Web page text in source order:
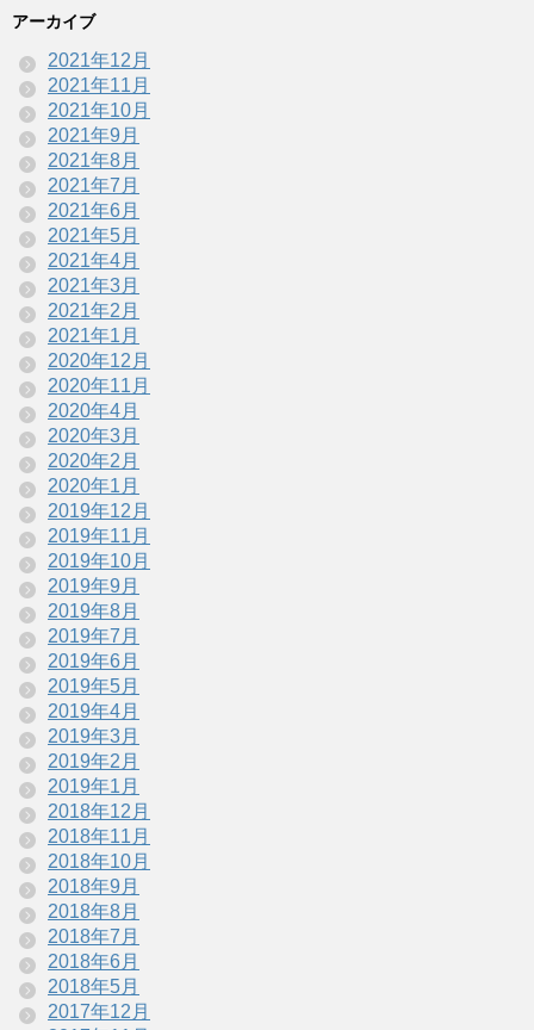
アーカイブ
2021年12月
2021年11月
2021年10月
2021年9月
2021年8月
2021年7月
2021年6月
2021年5月
2021年4月
2021年3月
2021年2月
2021年1月
2020年12月
2020年11月
2020年4月
2020年3月
2020年2月
2020年1月
2019年12月
2019年11月
2019年10月
2019年9月
2019年8月
2019年7月
2019年6月
2019年5月
2019年4月
2019年3月
2019年2月
2019年1月
2018年12月
2018年11月
2018年10月
2018年9月
2018年8月
2018年7月
2018年6月
2018年5月
2017年12月